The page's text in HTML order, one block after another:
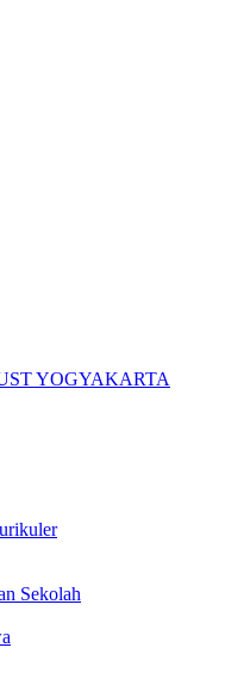
YOGYAKARTA
Sekolah